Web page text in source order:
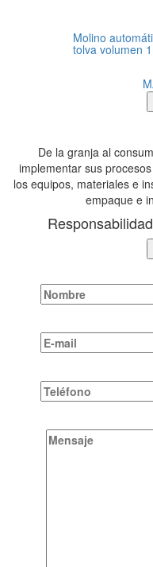
Molino
tolva volumen
De la granja al
implementar sus
los equipos, materiales e
empaque e